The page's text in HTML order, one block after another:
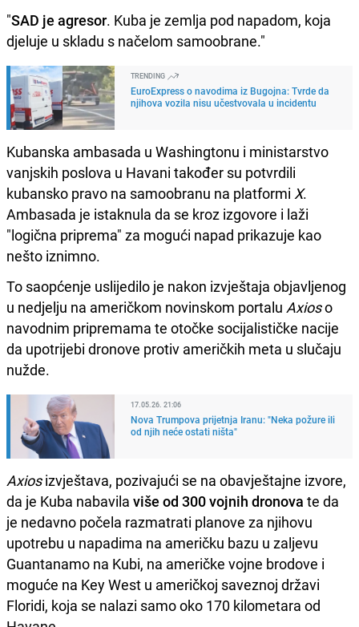
"SAD je agresor. Kuba je zemlja pod napadom, koja
djeluje u skladu s načelom samoobrane."
TRENDING
EuroExpress o navodima iz Bugojna: Tvrde da
njihova vozila nisu učestvovala u incidentu
Kubanska ambasada u Washingtonu i ministarstvo
vanjskih poslova u Havani također su potvrdili
kubansko pravo na samoobranu na platformi X.
Ambasada je istaknula da se kroz izgovore i laži
"logična priprema" za mogući napad prikazuje kao
nešto iznimno.
To saopćenje uslijedilo je nakon izvještaja objavljenog
u nedjelju na američkom novinskom portalu Axioso
navodnim pripremama te otočke socijalističke nacije
da upotrijebi dronove protiv američkih meta u slučaju
nužde.
17.05.26. 21:06
Nova Trumpova prijetnja Iranu: "Neka požure ili
od njih neće ostati ništa"
Axiosizvještava, pozivajući se na obavještajne izvore,
da je Kuba nabavila više od 300 vojnih dronova te da
je nedavno počela razmatrati planove za njihovu
upotrebu u napadima na američku bazu u zaljevu
Guantanamo na Kubi, na američke vojne brodove i
moguće na Key West u američkoj saveznoj državi
Floridi, koja se nalazi samo oko 170 kilometara od